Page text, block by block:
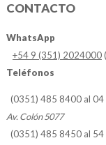
CONTACTO
WhatsApp
+54 9 (351) 2024000
Teléfonos
(0351) 485 8400 al 04
Av. Colón 5077
(0351) 485 8450 al 54